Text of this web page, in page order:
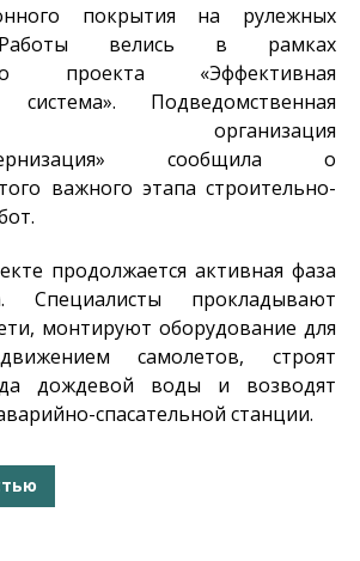
покрытия на рулежных
велись в рамках
проекта «Эффективная
система». Подведомственная
организация
сообщила о
важного этапа строительно-
продолжается активная фаза
Специалисты прокладывают
монтируют оборудование для
самолетов, строят
дождевой воды и возводят
спасательной станции.